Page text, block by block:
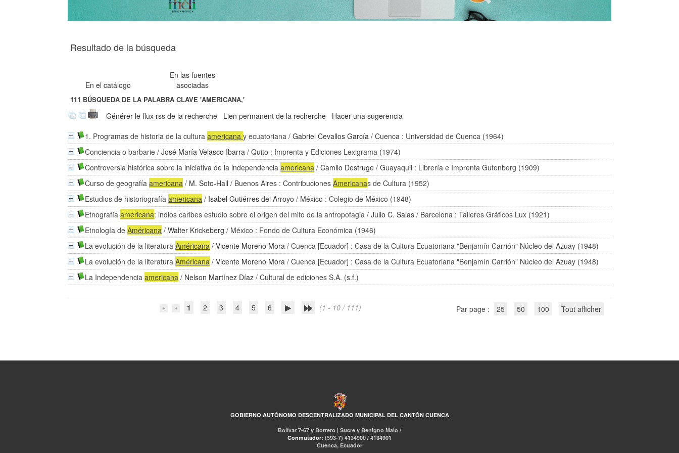
Resultado de la búsqueda
En el catálogo
En las fuentes
asociadas
111 BÚSQUEDA DE LA PALABRA CLAVE'AMERICANA,'
Générer le flux rss de la recherche Lien permanent de la recherche
Hacer una sugerencia
1. Programas de historia de la culturaamericanay ecuatoriana /Gabriel Cevallos García / Cuenca : Universidad de Cuenca (1964)
Conciencia o barbarie /José María Velasco Ibarra / Quito : Imprenta y Ediciones Lexigrama (1974)
Controversia histórica sobre la iniciativa de la independenciaamericana /Camilo Destruge / Guayaquil : Librería e Imprenta Gutenberg (1909)
Curso de geografíaamericana / M. Soto-Hall / Buenos Aires : ContribucionesAmericanas de Cultura (1952)
Estudios de historiografíaamericana / Isabel Gutiérres del Arroyo / México : Colegio de México (1948)
Etnografíaamericana: indios caribes estudio sobre el origen del mito de la antropofagia /Julio C. Salas / Barcelona : Talleres Gráficos Lux (1921)
Etnología deAméricana /Walter Krickeberg / México : Fondo de Cultura Económica (1946)
La evolución de la literaturaAméricana /Vicente Moreno Mora / Cuenca [Ecuador] : Casa de la Cultura Ecuatoriana "Benjamín Carrión" Núcleo del Azuay (1948)
La evolución de la literaturaAméricana /Vicente Moreno Mora / Cuenca [Ecuador] : Casa de la Cultura Ecuatoriana "Benjamín Carrión" Núcleo del Azuay (1948)
La Independenciaamericana / Nelson Martínez Díaz / Cultural de ediciones S.A. (s.f.)
1 2 3 4 5 6 (1 - 10 / 111) Par page : 25 50 100 Tout afficher
GOBIERNO AUTÓNOMO DESCENTRALIZADO MUNICIPAL DEL CANTÓN CUENCA
Bolívar 7-67 y Borrero | Sucre y Benigno Malo /
Conmutador: (593-7) 4134900 / 4134901
Cuenca, Ecuador